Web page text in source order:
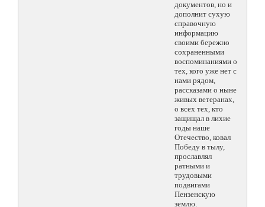
документов, но и
дополнит сухую
справочную
информацию
своими бережно
сохраненными
воспоминаниями о
тех, кого уже нет с
нами рядом,
рассказами о ныне
живых ветеранах,
о всех тех, кто
защищал в лихие
годы наше
Отечество, ковал
Победу в тылу,
прославлял
ратными и
трудовыми
подвигами
Пензенскую
землю.